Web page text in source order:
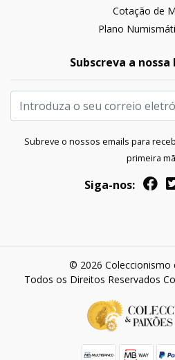
Cotação de
Plano
Subscreva a
Subreve o nossos emails para
primeira
Siga-nos:
© 2026 Coleccionismo
Todos os Direitos Reservados